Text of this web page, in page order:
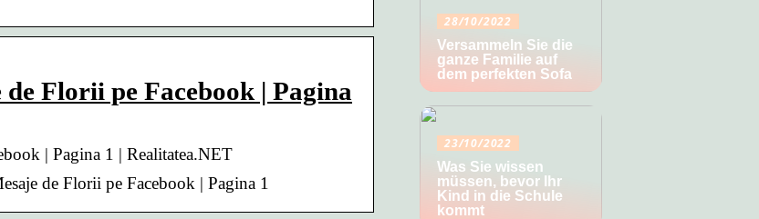
Florii pe Facebook | Pagina
| Pagina 1 | Realitatea.NET
de Florii pe Facebook | Pagina 1
28/10/2022
Versammeln Sie die
ganze Familie auf
dem perfekten Sofa
23/10/2022
Was Sie wissen
müssen, bevor Ihr
Kind in die Schule
kommt